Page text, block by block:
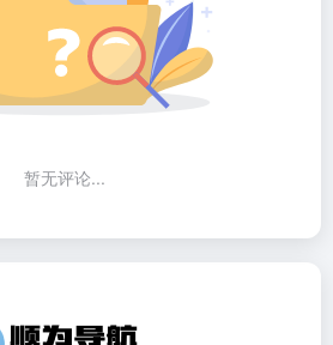
暂无评论...